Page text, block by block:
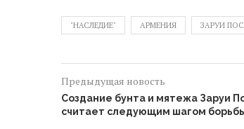
"НАСЛЕДИЕ" АРМЕНИЯ ЗАРУИ
Предыдущая новость
Создание бунта и мятежа Заруи
считает следующим шагом